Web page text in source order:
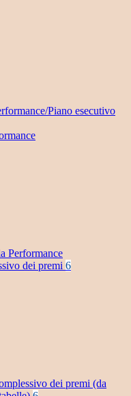
Piano esecutivo
Performance
dei premi 6
dei premi (da